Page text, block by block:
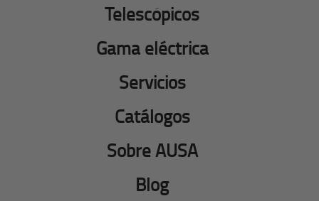
Telescópicos
Gama eléctrica
Servicios
Catálogos
Sobre AUSA
Blog